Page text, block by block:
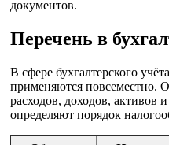
документов.
Перечень в
В сфере бухгалтерского
применяются повсеместно.
расходов, доходов, активов
определяют порядок